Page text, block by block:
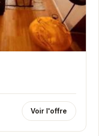
Voir l'offre